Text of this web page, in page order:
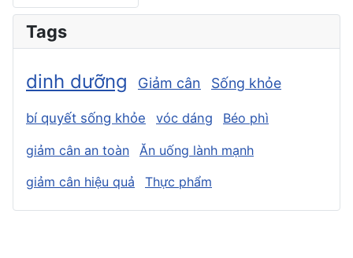
Tags
dinh dưỡng Giảm cân Sống khỏe
bí quyết sống khỏe vóc dáng Béo phì
giảm cân an toàn
Ăn uống lành mạnh
giảm cân hiệu quả
Thực phẩm